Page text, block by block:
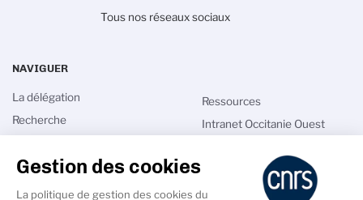
Tous nos réseaux sociaux
NAVIGUER
La délégation
Recherche
Talents
Actualités
Ressources
Intranet Occitanie Ouest
Covid19
Gestion des cookies
La politique de gestion des cookies du